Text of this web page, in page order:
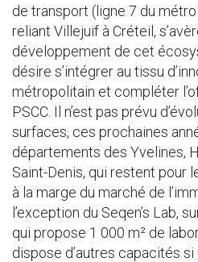
de transport (ligne 7 du
reliant Villejuif à Créteil,
développement de cet
désire s’intégrer au tissu
métropolitain et compléter
PSCC. Il n’est pas prévu
surfaces, ces prochaines
départements des Yvelines,
Saint-Denis, qui restent pour
à la marge du marché de
l’exception du Seqen’s Lab,
qui propose 1 000 m² de
dispose d’autres capacités si